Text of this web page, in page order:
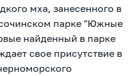
мха, занесенного в
парке "Южные
найденный в парке
свое присутствие в